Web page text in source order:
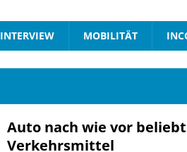
INTERVIEW MOBILITÄT
Auto nach wie vor
Verkehrsmittel